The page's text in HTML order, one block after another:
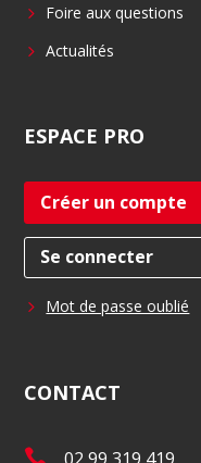
Foire aux questions
Actualités
ESPACE PRO
Créer un compte
Se connecter
Mot de passe oublié
CONTACT
T